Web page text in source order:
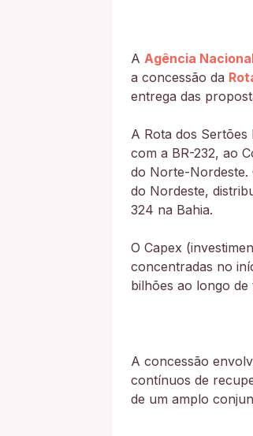
A Agência
a concessão da
entrega das
A Rota dos
com a BR-232, ao
do Norte-Nordeste.
do Nordeste,
324 na Bahia.
O Capex
concentradas no
bilhões ao longo
A concessão
contínuos de
de um amplo